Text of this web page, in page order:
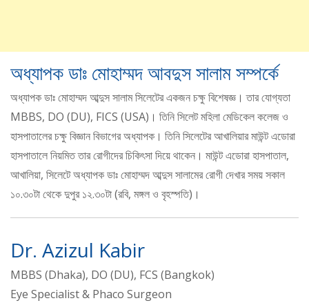
অধ্যাপক ডাঃ মোহাম্মদ আবদুস সালাম সম্পর্কে
অধ্যাপক ডাঃ মোহাম্মদ আব্দুস সালাম সিলেটের একজন চক্ষু বিশেষজ্ঞ। তার যোগ্যতা
MBBS, DO (DU), FICS (USA)। তিনি সিলেট মহিলা মেডিকেল কলেজ ও
হাসপাতালের চক্ষু বিজ্ঞান বিভাগের অধ্যাপক। তিনি সিলেটের আখালিয়ার মাউন্ট এডোরা
হাসপাতালে নিয়মিত তার রোগীদের চিকিৎসা দিয়ে থাকেন। মাউন্ট এডোরা হাসপাতাল,
আখালিয়া, সিলেটে অধ্যাপক ডাঃ মোহাম্মদ আব্দুস সালামের রোগী দেখার সময় সকাল
১০.৩০টা থেকে দুপুর ১২.৩০টা (রবি, মঙ্গল ও বৃহস্পতি)।
Dr. Azizul Kabir
MBBS (Dhaka), DO (DU), FCS (Bangkok)
Eye Specialist & Phaco Surgeon